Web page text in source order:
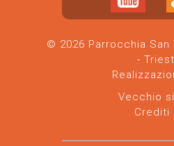
© 2026 Parrocchia San
-
Vecchio
Crediti